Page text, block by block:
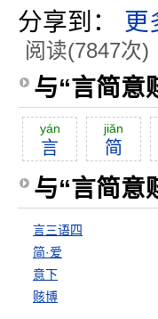
分享到： 更
阅读(7847次)
与“言简意
yán
言
jiăn
简
与“言简意
言三语四
简·爱
意下
赅博